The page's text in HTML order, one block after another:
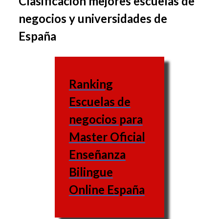
El grupo de asignaturas
varía de una business
misma forma que las
Escuela
de
negocios
UNED
(Universidad
Nacional de
Educación a
Distancia)
https://www.uned.es/
negocios y universidades de
España
Ranking
Escuelas de
negocios para
Master Oficial
Enseñanza
Bilingue
Online España